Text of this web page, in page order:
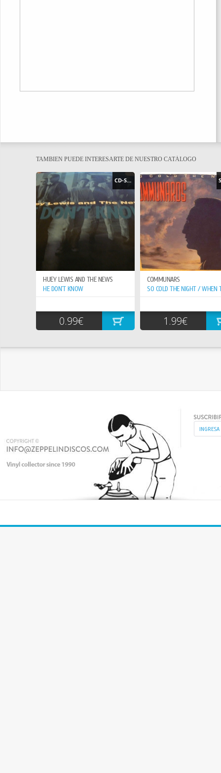
TAMBIEN PUEDE INTERESARTE DE NUESTRO CATÁLOGO
CD-SINGLE
HUEY LEWIS AND THE NEWS
HE DON`T KNOW
0.99€
COMMUNARS
1.99€